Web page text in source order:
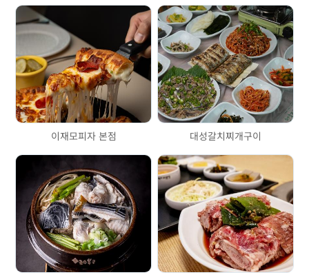
이재모피자 본점 대성갈치찌개구이